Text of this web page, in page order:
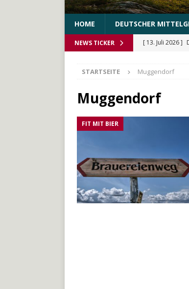
HOME DEUTSCHER
NEWS TICKER [ 13. Juli 2026 ]
[ 27. Mai 2026 ]
[ 3. Mai 2026 ]
STARTSEITE Muggendorf
Muggendorf
FIT MIT BIER